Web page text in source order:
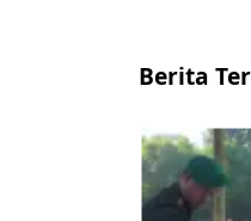
Berita